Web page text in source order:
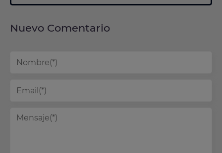
Nuevo Comentario